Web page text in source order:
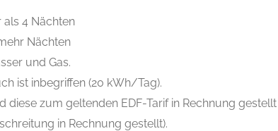
4 Nächten
Nächten
und Gas.
ist inbegriffen (20 kWh/Tag).
diese zum geltenden EDF-Tarif in Rechnung gestellt
in Rechnung gestellt).